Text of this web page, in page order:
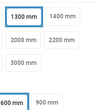
1300 mm 1400 mm
2000 mm 2200 mm
3000 mm
600 mm 900 mm